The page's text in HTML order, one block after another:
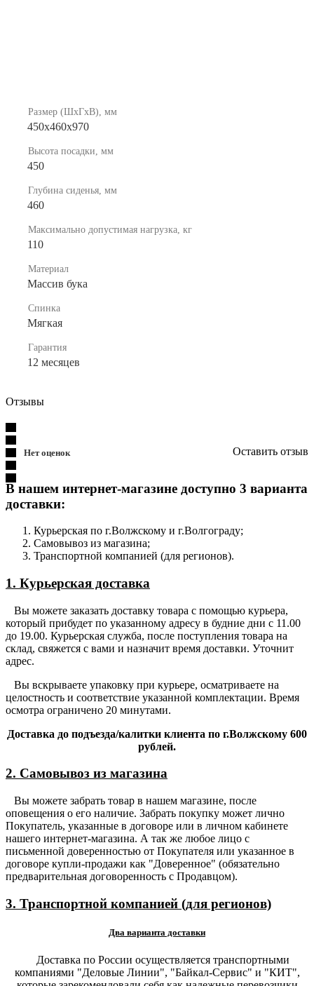
Размер (ШхГхВ), мм
450х460х970
Высота посадки, мм
450
Глубина сиденья, мм
460
Максимально допустимая нагрузка, кг
110
Материал
Массив бука
Спинка
Мягкая
Гарантия
12 месяцев
Отзывы
Нет оценок Оставить отзыв
В нашем интернет-магазине доступно 3 варианта
доставки:
Курьерская по г.Волжскому и г.Волгограду;
Самовывоз из магазина;
Транспортной компанией (для регионов).
1. Курьерская доставка
Вы можете заказать доставку товара с помощью курьера,
который прибудет по указанному адресу в будние дни с 11.00
до 19.00. Курьерская служба, после поступления товара на
склад, свяжется с вами и назначит время доставки. Уточнит
адрес.
Вы вскрываете упаковку при курьере, осматриваете на
целостность и соответствие указанной комплектации. Время
осмотра ограничено 20 минутами.
Доставка до подъезда/калитки клиента по г.Волжскому 600
рублей.
2. Самовывоз из магазина
Вы можете забрать товар в нашем магазине, после
оповещения о его наличие. Забрать покупку может лично
Покупатель, указанные в договоре или в личном кабинете
нашего интернет-магазина. А так же любое лицо с
письменной доверенностью от Покупателя или указанное в
договоре купли-продажи как "Доверенное" (обязательно
предварительная договоренность с Продавцом).
3. Транспортной компанией (для регионов)
Два варианта доставки
Доставка по России осуществляется транспортными
компаниями "Деловые Линии", "Байкал-Сервис" и "КИТ",